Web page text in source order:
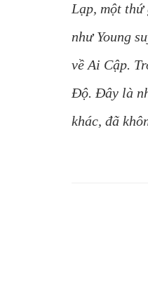
Lạp, một
như Young
về Ai Cập.
Độ. Đây là
khác, đã